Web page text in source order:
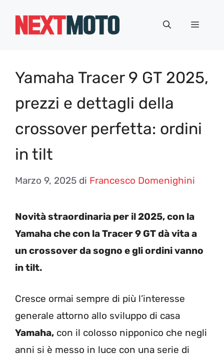
Menu
Yamaha Tracer 9 GT 2025,
prezzi e dettagli della
crossover perfetta: ordini
in tilt
Marzo 9, 2025 di Francesco Domenighini
Novità straordinaria per il 2025, con la
Yamaha che con la Tracer 9 GT dà vita a
un crossover da sogno e gli ordini vanno
in tilt.
Cresce ormai sempre di più l’interesse
generale attorno allo sviluppo di casa
Yamaha, con il colosso nipponico che negli
anni si è messo in luce con una serie di